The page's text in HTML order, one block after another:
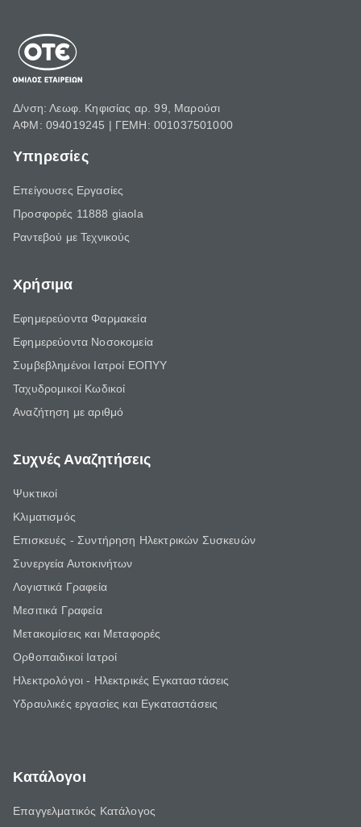
Δ/νση: Λεωφ. Κηφισίας αρ. 99, Μαρούσι
ΑΦΜ: 094019245 | ΓΕΜΗ: 001037501000
Υπηρεσίες
Επείγουσες Εργασίες
Προσφορές 11888 giaola
Ραντεβού με Τεχνικούς
Χρήσιμα
Εφημερεύοντα Φαρμακεία
Εφημερεύοντα Νοσοκομεία
Συμβεβλημένοι Ιατροί ΕΟΠΥΥ
Ταχυδρομικοί Κωδικοί
Αναζήτηση με αριθμό
Συχνές Αναζητήσεις
Ψυκτικοί
Κλιματισμός
Επισκευές - Συντήρηση Ηλεκτρικών Συσκευών
Συνεργεία Αυτοκινήτων
Λογιστικά Γραφεία
Μεσιτικά Γραφεία
Μετακομίσεις και Μεταφορές
Ορθοπαιδικοί Ιατροί
Ηλεκτρολόγοι - Ηλεκτρικές Εγκαταστάσεις
Υδραυλικές εργασίες και Εγκαταστάσεις
Κατάλογοι
Επαγγελματικός Κατάλογος